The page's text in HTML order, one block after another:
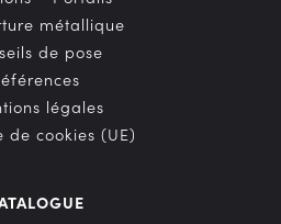
métallique
de pose
légales
de cookies (UE)